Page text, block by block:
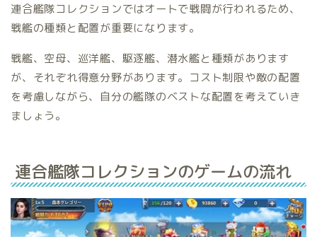
連合艦隊コレクションではオートで戦闘が行われるため、
戦艦の種類と配置が重要になります。
戦艦、空母、巡洋艦、駆逐艦、潜水艦と種類があります
が、それぞれ得意分野があります。コスト制限や敵の配置
を考慮しながら、自分の艦隊のベストな配置を考えていき
ましょう。
連合艦隊コレクションのゲームの流れ